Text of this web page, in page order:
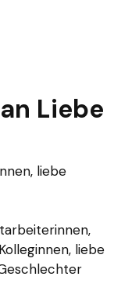
Liebe
liebe
liebe